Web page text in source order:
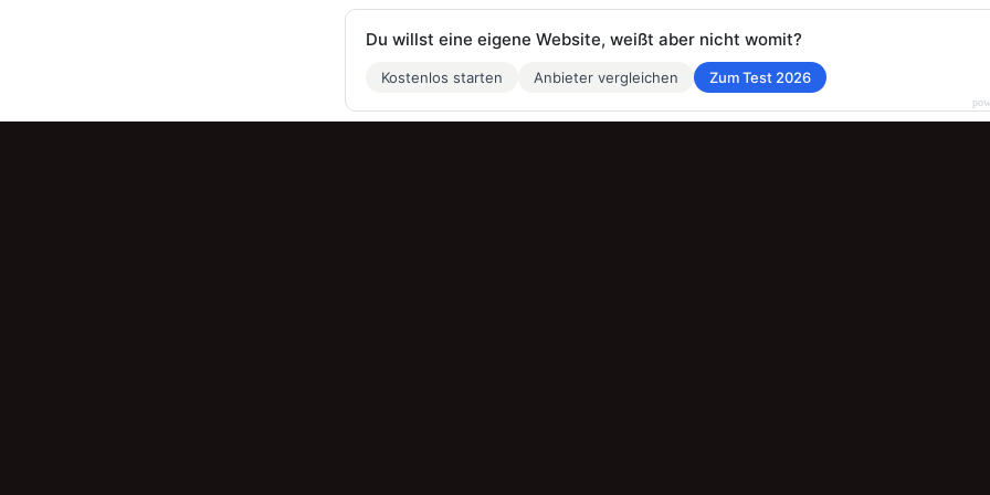
Du willst eine eigene Website, weißt aber nicht womit?
Kostenlos starten Anbieter vergleichen Zum Test 2026